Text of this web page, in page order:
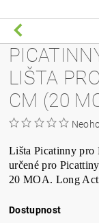
LIŠTA
CM (20
Lišta Picatinny pro
určené pro
20 MOA. Long
Dostupnost